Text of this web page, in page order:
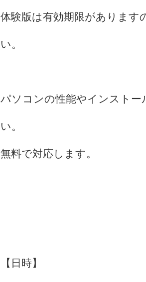
体験版は有効期限があります
い。
パソコンの性能やインスト
い。
無料で対応します。
【日時】